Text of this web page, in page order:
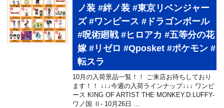
ノ装 #絆ノ装 #東京リベンジャー
ズ #ワンピース #ドラゴンボール
#呪術廻戦 #ヒロアカ #五等分の花
嫁 #リゼロ #Qposket #ポケモン #
転スラ
10月の入荷景品一覧！！ ご来店お待ちしており
ます！！ ↓↓↓今週の入荷ラインナップ↓↓↓ ワンピ
ース KING OF ARTIST THE MONKEY.D.LUFFY-
ワノ国 Ⅱ- 10月26日 …